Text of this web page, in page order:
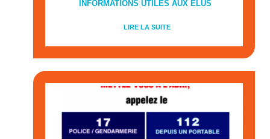
INFORMATIONS UTILES AUX ÉLUS
LIRE LA SUITE